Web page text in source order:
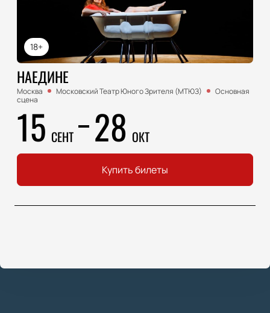
18+
НАЕДИНЕ
Москва Московский Театр Юного Зрителя (МТЮЗ)
Основная
сцена
15 СЕНТ 28 ОКТ
Купить билеты